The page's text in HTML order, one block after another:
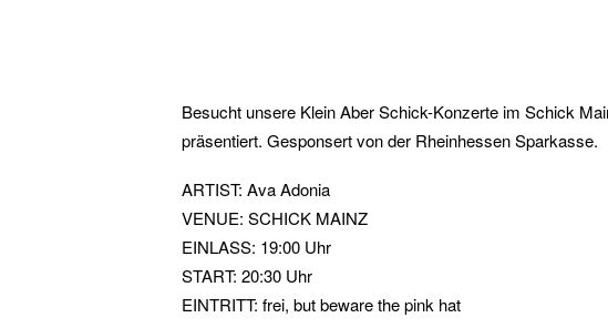
Besucht unsere Klein Aber Schick-Konzerte im Schick
präsentiert. Gesponsert von der Rheinhessen Sparkasse.
ARTIST: Ava Adonia
VENUE: SCHICK MAINZ
EINLASS: 19:00 Uhr
START: 20:30 Uhr
EINTRITT: frei, but beware the pink hat